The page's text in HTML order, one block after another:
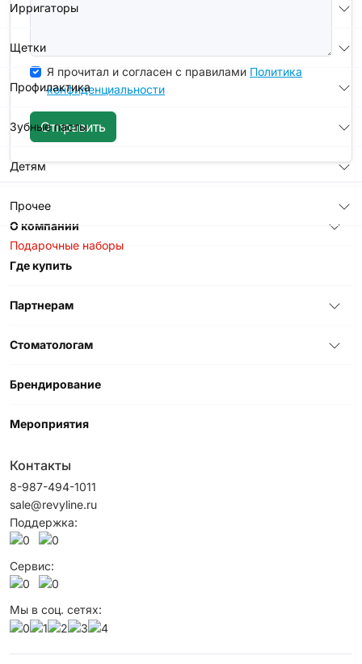
Ирригаторы
Щетки
Профилактика
Зубные пасты
Детям
Прочее
Подарочные наборы
Я прочитал и согласен с правилами Политика
конфиденциальности
Отправить
О компании
Где купить
Партнерам
Стоматологам
Брендирование
Мероприятия
Контакты
8-987-494-1011
sale@revyline.ru
Поддержка:
Сервис:
Мы в соц. сетях: